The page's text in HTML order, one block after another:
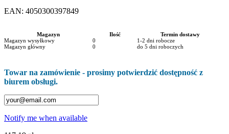
EAN: 4050300397849
Magazyn Ilość
Termin dostawy
Magazyn wysyłkowy
0
1-2 dni robocze
Magazyn główny
0 do 5 dni roboczych
Towar na zamówienie - prosimy potwierdzić dostępność z
biurem obsługi.
Notify me when available